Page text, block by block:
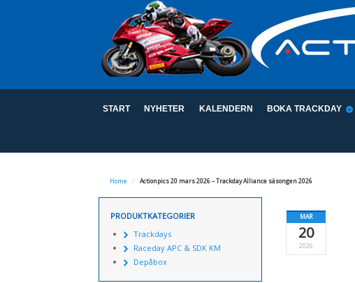
START NYHETER KALENDERN BOKA TRACKDAY
Home / Actionpics 20 mars 2026 – Trackday Alliance säsongen 2026
MAR
20
2026
PRODUKTKATEGORIER
Trackdays
Raceday APC & SDK KM
Depåbox